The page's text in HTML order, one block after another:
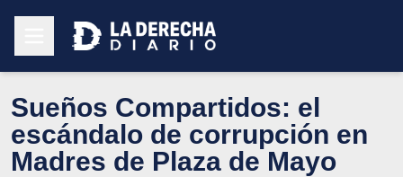
Sueños Compartidos: el
escándalo de corrupción en
Madres de Plaza de Mayo